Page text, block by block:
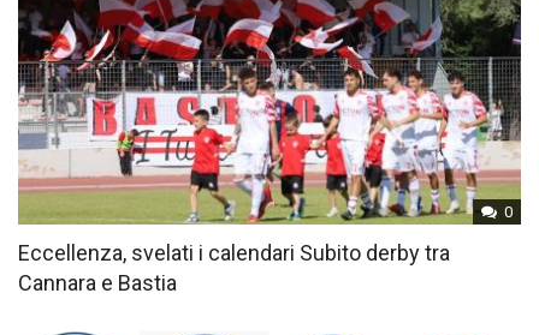
0
Eccellenza, svelati i calendari Subito derby tra
Cannara e Bastia